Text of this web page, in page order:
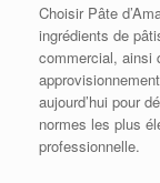
Choisir Pâte
ingrédients de
commercial, ainsi
aujourd’hui pour
normes les plus
professionnelle.